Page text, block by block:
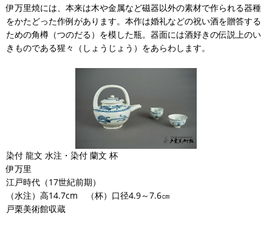
伊万里焼には、本来は木や金属など磁器以外の素材で作られる器種
をかたどった作例があります。本作は婚礼などの祝い酒を贈答する
ための角樽（つのだる）を模した瓶。器面には酒好きの伝説上のい
きものである猩々（しょうじょう）をあらわします。
染付 龍文 水注・染付 蘭文 杯
伊万里
江戸時代（17世紀前期）
（水注）高14.7cm （杯）口径4.9～7.6㎝
戸栗美術館収蔵